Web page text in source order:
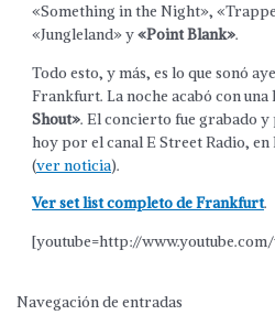
«Something in the Night»,
«Jungleland» y«Point Blank».
Todo esto, y más, es lo que sonó
Frankfurt. La noche acabó con
Shout». El concierto fue grabado
hoy por el canal E Street Radio,
(ver noticia).
Ver set list completo de Frankfurt.
[youtube=http://
Navegación de entradas